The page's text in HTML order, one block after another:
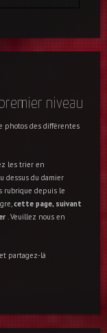
niveau
photos des différentes
les trier en
dessus du damier
rubrique depuis le
cette page, suivant
. Veuillez nous en
partagez-là